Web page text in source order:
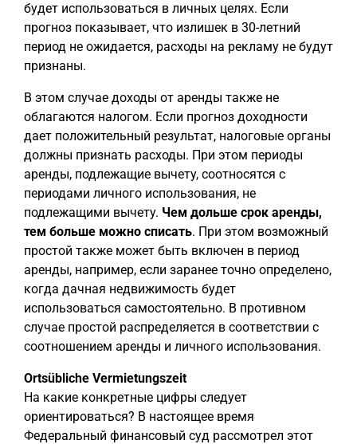
будет использоваться в личных целях. Если
прогноз показывает, что излишек в 30-летний
период не ожидается, расходы на рекламу не будут
признаны.
В этом случае доходы от аренды также не
облагаются налогом. Если прогноз доходности
дает положительный результат, налоговые органы
должны признать расходы. При этом периоды
аренды, подлежащие вычету, соотносятся с
периодами личного использования, не
подлежащими вычету. Чем дольше срок аренды,
тем больше можно списать. При этом возможный
простой также может быть включен в период
аренды, например, если заранее точно определено,
когда дачная недвижимость будет
использоваться самостоятельно. В противном
случае простой распределяется в соответствии с
соотношением аренды и личного использования.
Ortsübliche Vermietungszeit
На какие конкретные цифры следует
ориентироваться? В настоящее время
Федеральный финансовый суд рассмотрел этот